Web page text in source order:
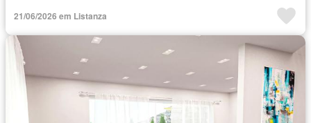
21/06/2026 em Listanza